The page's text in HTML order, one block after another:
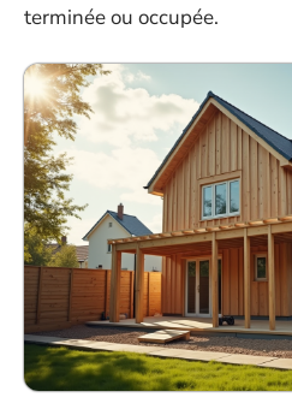
terminée ou occupée.